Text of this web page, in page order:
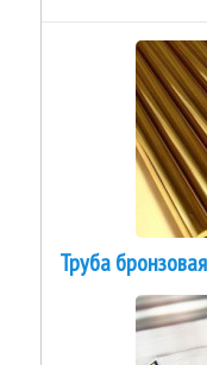
Труба